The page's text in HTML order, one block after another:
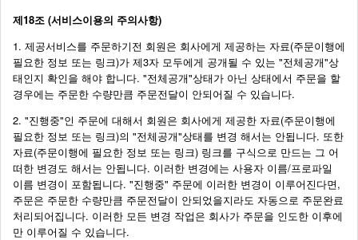
제18조 (서비스이용의 주의사항)
1. 제공서비스를 주문하기전 회원은 회사에게 제공하는 자료(주문이행에
필요한 정보 또는 링크)가 제3자 모두에게 공개될 수 있는 "전체공개"상
태인지 확인을 해야 합니다. "전체공개"상태가 아닌 상태에서 주문을 할
경우에는 주문한 수량만큼 주문전달이 안되어질 수 있습니다.
2. "진행중"인 주문에 대해서 회원은 회사에게 제공한 자료(주문이행에
필요한 정보 또는 링크)의 "전체공개"상태를 변경 해서는 안됩니다. 또한
자료(주문이행에 필요한 정보 또는 링크) 링크를 구식으로 만드는 그 어
떠한 변경도 해서는 안됩니다. 이러한 변경에는 사용자 이름/프로파일
이름 변경이 포함됩니다. "진행중" 주문에 이러한 변경이 이루어진다면,
주문은 주문한 수량만큼 주문전달이 안되었을지라도 자동으로 주문완료
처리되어집니다. 이러한 모든 변경 작업은 회사가 주문을 인도한 이후에
만 이루어질 수 있습니다.